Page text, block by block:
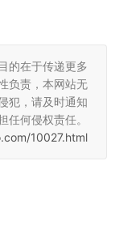
的在于传递更多
负责，本网站无
犯，请及时通知
何侵权责任。
10027.html